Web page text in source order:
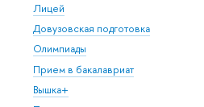
Лицей
Довузовская подготовка
Олимпиады
Прием в бакалавриат
Вышка+